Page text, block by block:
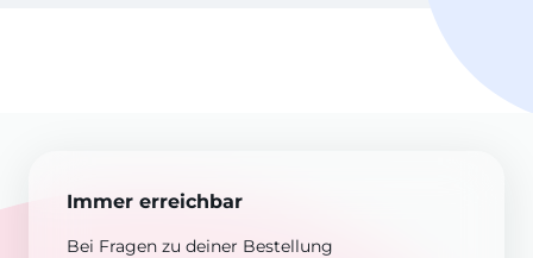
Immer erreichbar
Bei Fragen zu deiner Bestellung